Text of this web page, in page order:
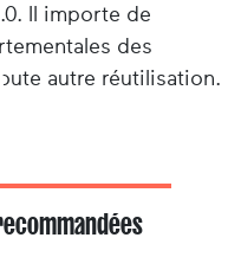
Il importe de
des
autre réutilisation.